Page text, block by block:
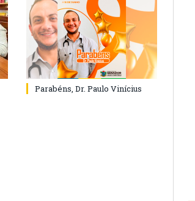
Parabéns, Dr. Paulo Vinícius